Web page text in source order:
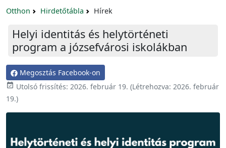
Otthon Hirdetőtábla Hírek
Helyi identitás és helytörténeti
program a józsefvárosi iskolákban
Megosztás Facebook-on
 Utolsó frissítés: 2026. február 19. (Létrehozva: 2026. február
19.)